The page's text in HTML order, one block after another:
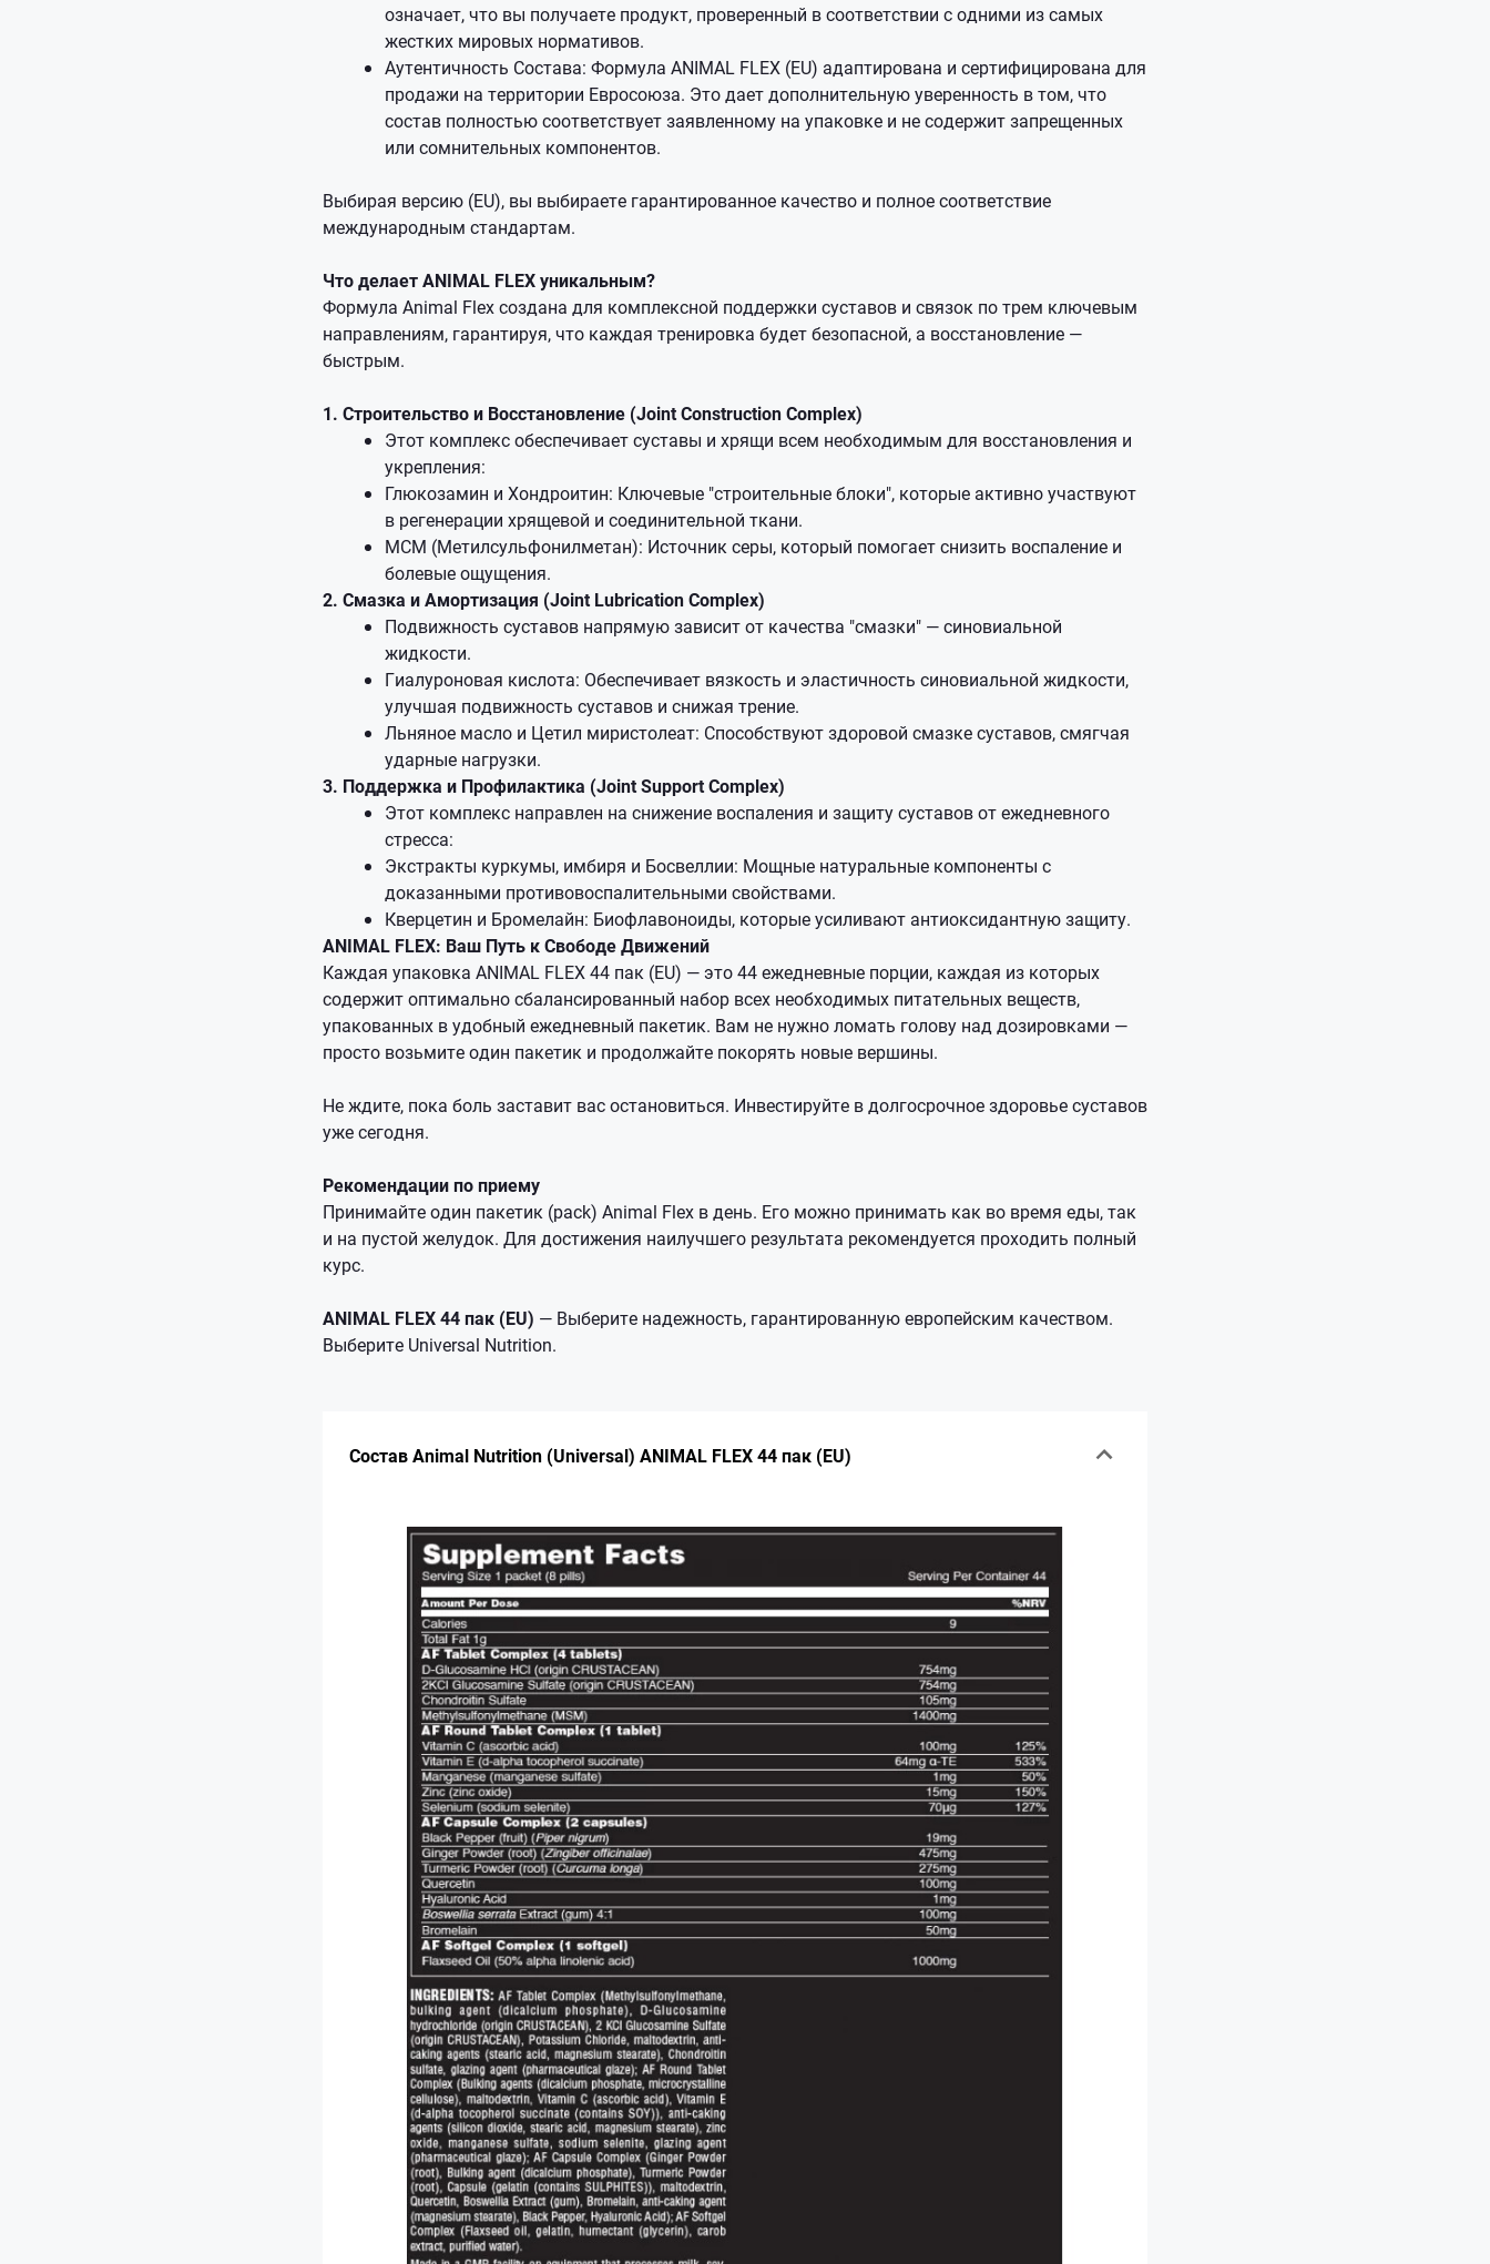
означает, что вы получаете продукт, проверенный в соответствии с одними из самых
жестких мировых нормативов.
Аутентичность Состава: Формула ANIMAL FLEX (EU) адаптирована и сертифицирована для
продажи на территории Евросоюза. Это дает дополнительную уверенность в том, что
состав полностью соответствует заявленному на упаковке и не содержит запрещенных
или сомнительных компонентов.
Выбирая версию (EU), вы выбираете гарантированное качество и полное соответствие
международным стандартам.
Что делает ANIMAL FLEX уникальным?
Формула Animal Flex создана для комплексной поддержки суставов и связок по трем ключевым
направлениям, гарантируя, что каждая тренировка будет безопасной, а восстановление —
быстрым.
1. Строительство и Восстановление (Joint Construction Complex)
Этот комплекс обеспечивает суставы и хрящи всем необходимым для восстановления и
укрепления:
Глюкозамин и Хондроитин: Ключевые "строительные блоки", которые активно участвуют
в регенерации хрящевой и соединительной ткани.
МСМ (Метилсульфонилметан): Источник серы, который помогает снизить воспаление и
болевые ощущения.
2. Смазка и Амортизация (Joint Lubrication Complex)
Подвижность суставов напрямую зависит от качества "смазки" — синовиальной
жидкости.
Гиалуроновая кислота: Обеспечивает вязкость и эластичность синовиальной жидкости,
улучшая подвижность суставов и снижая трение.
Льняное масло и Цетил миристолеат: Способствуют здоровой смазке суставов, смягчая
ударные нагрузки.
3. Поддержка и Профилактика (Joint Support Complex)
Этот комплекс направлен на снижение воспаления и защиту суставов от ежедневного
стресса:
Экстракты куркумы, имбиря и Босвеллии: Мощные натуральные компоненты с
доказанными противовоспалительными свойствами.
Кверцетин и Бромелайн: Биофлавоноиды, которые усиливают антиоксидантную защиту.
ANIMAL FLEX: Ваш Путь к Свободе Движений
Каждая упаковка ANIMAL FLEX 44 пак (EU) — это 44 ежедневные порции, каждая из которых
содержит оптимально сбалансированный набор всех необходимых питательных веществ,
упакованных в удобный ежедневный пакетик. Вам не нужно ломать голову над дозировками —
просто возьмите один пакетик и продолжайте покорять новые вершины.
Не ждите, пока боль заставит вас остановиться. Инвестируйте в долгосрочное здоровье суставов
уже сегодня.
Рекомендации по приему
Принимайте один пакетик (pack) Animal Flex в день. Его можно принимать как во время еды, так
и на пустой желудок. Для достижения наилучшего результата рекомендуется проходить полный
курс.
ANIMAL FLEX 44 пак (EU) — Выберите надежность, гарантированную европейским качеством.
Выберите Universal Nutrition.
Состав Animal Nutrition (Universal) ANIMAL FLEX 44 пак (EU)